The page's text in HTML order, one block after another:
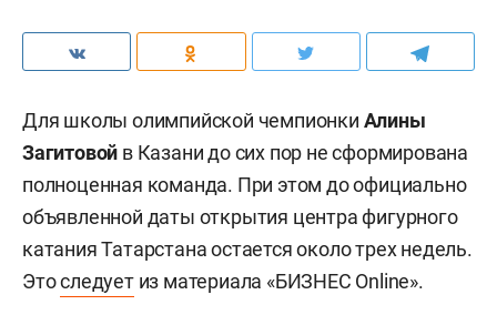
Для школы олимпийской чемпионки Алины
Загитовой в Казани до сих пор не сформирована
полноценная команда. При этом до официально
объявленной даты открытия центра фигурного
катания Татарстана остается около трех недель.
Этоследуетиз материала «БИЗНЕС Online».